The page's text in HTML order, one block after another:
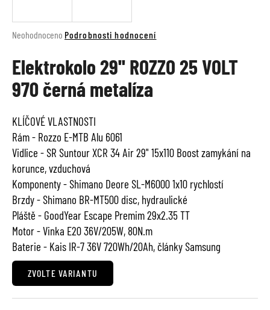
Průměrné
produktu
je
0,0
z
hvězdiček.
Neohodnoceno Podrobnosti hodnocení
Elektrokolo 29'' ROZZO 25 VOLT
970 černá metalíza
KLÍČOVÉ VLASTNOSTI
Rám - Rozzo E-MTB Alu 6061
Vidlice - SR Suntour XCR 34 Air 29" 15x110 Boost zamykání na
korunce, vzduchová
Komponenty - Shimano Deore SL-M6000 1x10 rychlostí
Brzdy - Shimano BR-MT500 disc, hydraulické
Pláště - GoodYear Escape Premim 29x2.35 TT
Motor - Vinka E20 36V/205W, 80N.m
Baterie - Kais IR-7 36V 720Wh/20Ah, články Samsung
ZVOLTE VARIANTU
j
t
?
HLEDAT
D
o
p
o
r
u
u
j